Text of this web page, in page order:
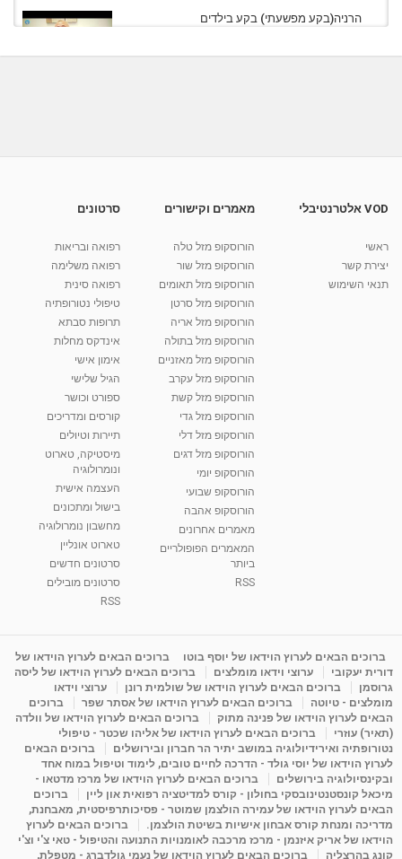
הרניה(בקע מפשעתי) בקע בילדים
מאת vod-galit 9 שנים
10:17
קרין גורן - העוגה המתגלצ’ת ללא קמח
38.5k צפיות
01:37
יוסי שר - מתמחה בשיטת אלכסנדר וטאי צ'י
2,734 צפיות
01:46
רנה רז-גילו -טיפול אנרגטי ויעוץ רוחני - נומרולוגית
2,309 צפיות
05:37
סודות בתאריך הלידה, משמעות חודש הלידה -
ינואר זינה ליבשיץ נומרולוגית
ליסה גרוסמן - המרכז לאימון התנהגותי - קשב
09:12
מדיטציה בדמיון מודרך - היכרות עם האני הפנימי
מאת admin 11 שנים 3,644 צפיות
פנינה מתוק - מרכז "נתיב הלב" בהרצליה-
מדיטציה-התחדשות
Shahar-vod
VOD אלטרנטיבלי
ראשי
יצירת קשר
תנאי השימוש
מאמרים וקישורים
הורוסקופ מזל טלה
הורוסקופ מזל שור
הורוסקופ מזל תאומים
הורוסקופ מזל סרטן
הורוסקופ מזל אריה
הורוסקופ מזל בתולה
הורוסקופ מזל מאזניים
הורוסקופ מזל עקרב
הורוסקופ מזל קשת
הורוסקופ מזל גדי
הורוסקופ מזל דלי
הורוסקופ מזל דגים
הורוסקופ יומי
הורוסקופ שבועי
הורוסקופ אהבה
מאמרים אחרונים
המאמרים הפופולריים
ביותר
RSS
סרטונים
רפואה ובריאות
רפואה משלימה
רפואה סינית
טיפולי נטורופתיה
תרופות סבתא
אינדקס מחלות
אימון אישי
הגיל שלישי
ספורט וכושר
קורסים ומדריכים
תיירות וטיולים
מיסטיקה, טארוט
ונומרולוגיה
העצמה אישית
בישול ומתכונים
מחשבון נומרולוגיה
טארוט אונליין
סרטונים חדשים
סרטונים מובילים
RSS
ברוכים הבאים לערוץ הוידאו של יוסף בוטו
ברוכים הבאים לערוץ הוידאו של
דורית יעקובי
ערוצי וידאו מומלצים
ברוכים הבאים לערוץ הוידאו של ליסה
גרוסמן
ברוכים הבאים לערוץ הוידאו של שולמית רונן
ערוצי וידאו
מומלצים - טיוטה
ברוכים הבאים לערוץ הוידאו של אסתר שפר
ברוכים
הבאים לערוץ הוידאו של פנינה מתוק
ברוכים הבאים לערוץ הוידאו של וולדה
(תאיר) עוזרי
ברוכים הבאים לערוץ הוידאו של אליהו שכטר - טיפולי
נטורופתיה ואירידיולוגיה במושב יתיר הר חברון ובירושלים
ברוכים הבאים
לערוץ הוידאו של יוסי גולד - הדרכה לחיים טובים, לימוד וטיפול במוח אחד
ובקינסיולוגיה בירושלים
ברוכים הבאים לערוץ הוידאו של מרכז מדטאו -
מיכאל קונסטנטינובסקי בחולון - קורס למדיטציה רפואית און ליין
ברוכים
הבאים לערוץ הוידאו של עמירה הולצמן שמוטר - פסיכותרפיסטית, מאבחנת,
מדריכה ומנחת קורס אבחון אישיות בשיטת הולצמן.
ברוכים הבאים לערוץ
הוידאו של אריק איזנמן - מרכז מרכבה לאומנויות התנועה והטיפול - טאי צ'י וצ'י
קונג בהרצליה
ברוכים הבאים לערוץ הוידאו של נעמי גולדברג - מטפלת,